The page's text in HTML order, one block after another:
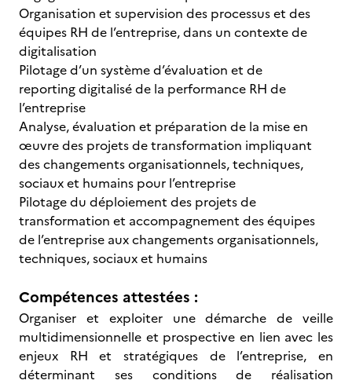
Organisation et supervision des processus et des
équipes RH de l’entreprise, dans un contexte de
digitalisation
Pilotage d’un système d’évaluation et de
reporting digitalisé de la performance RH de
l’entreprise
Analyse, évaluation et préparation de la mise en
œuvre des projets de transformation impliquant
des changements organisationnels, techniques,
sociaux et humains pour l’entreprise
Pilotage du déploiement des projets de
transformation et accompagnement des équipes
de l’entreprise aux changements organisationnels,
techniques, sociaux et humains
Compétences attestées :
Organiser et exploiter une démarche de veille
multidimensionnelle et prospective en lien avec les
enjeux RH et stratégiques de l’entreprise, en
déterminant ses conditions de réalisation